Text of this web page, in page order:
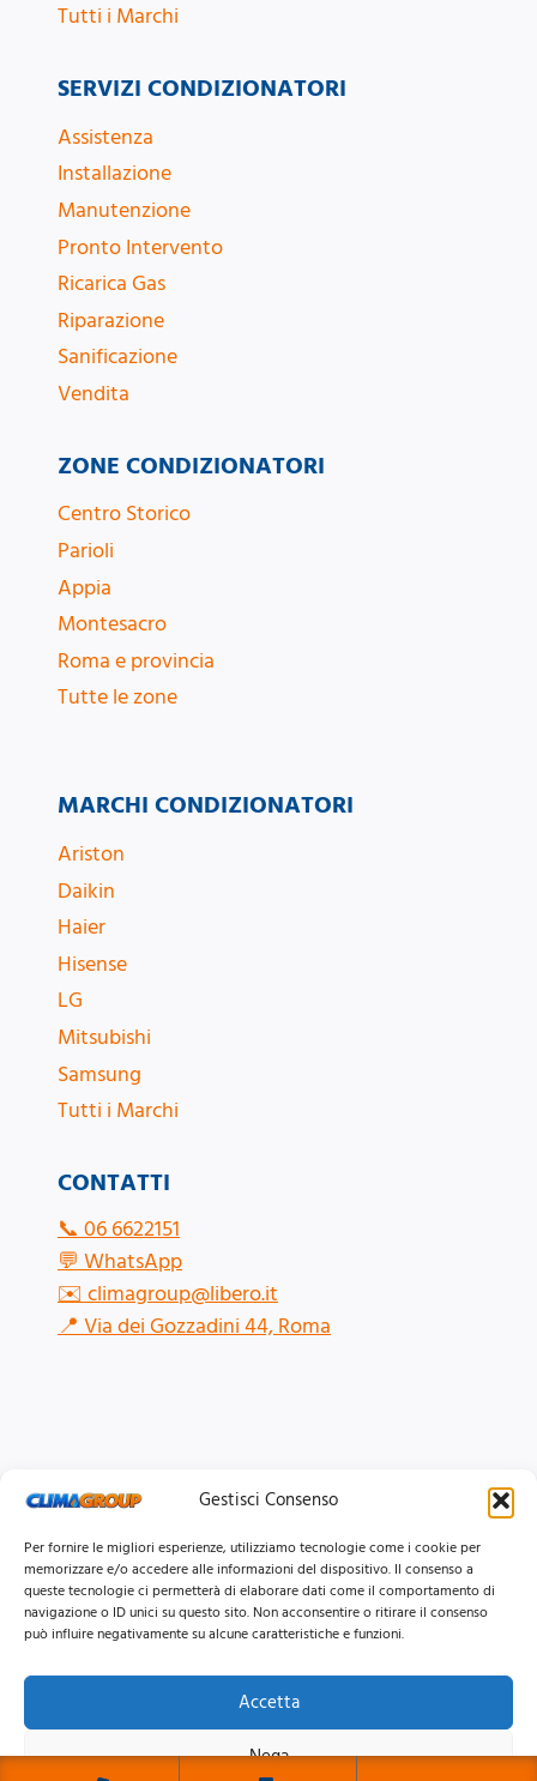
Gestisci Consenso
Per fornire le migliori esperienze, utilizziamo tecnologie come i cookie per
memorizzare e/o accedere alle informazioni del dispositivo. Il consenso a
queste tecnologie ci permetterà di elaborare dati come il comportamento di
navigazione o ID unici su questo sito. Non acconsentire o ritirare il consenso
può influire negativamente su alcune caratteristiche e funzioni.
Accetta
Nega
Tutti i Marchi
ZONE CONDIZIONATORI
Centro Storico
Parioli
Appia
Montesacro
Roma e provincia
Tutte le zone
SERVIZI CONDIZIONATORI
Assistenza
Installazione
Manutenzione
Pronto Intervento
Ricarica Gas
Riparazione
Sanificazione
Vendita
CONTATTI
📞06 6622151
💬WhatsApp
✉️climagroup@libero.it
📍Via dei Gozzadini 44, Roma
MARCHI CONDIZIONATORI
Ariston
Daikin
Haier
Hisense
LG
Mitsubishi
Samsung
Tutti i Marchi
© 2026 Clima Group Impianti Srls P.IVA: 17771951005